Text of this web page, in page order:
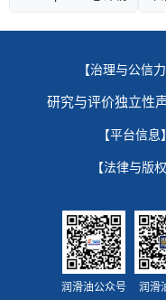
【治理与公信
研究与评价独立性
【平台信息
【法律与版
润滑油公众号 润滑